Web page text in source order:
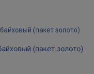
(пакет золото)